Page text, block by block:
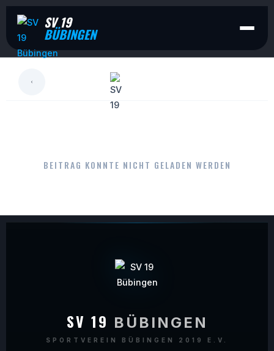
SV 19
BÜBINGEN
BEITRAG KONNTE NICHT GELADEN WERDEN
SV 19 BÜBINGEN
SPORTVEREIN BÜBINGEN 2019 E.V.